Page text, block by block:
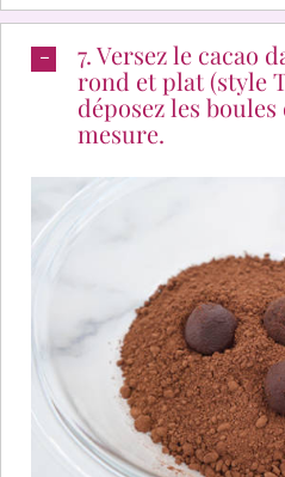
7. Versez le cacao
rond et plat (style
déposez les
mesure.